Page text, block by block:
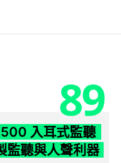
89
入耳式監聽
監聽與人聲利器